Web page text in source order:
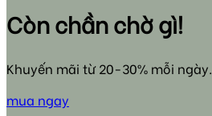
Còn chần chờ gì!
Khuyến mãi từ 20-30% mỗi ngày.
mua ngay